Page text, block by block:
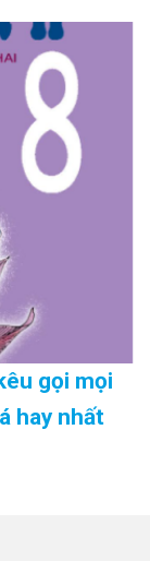
gọi mọi
hay nhất